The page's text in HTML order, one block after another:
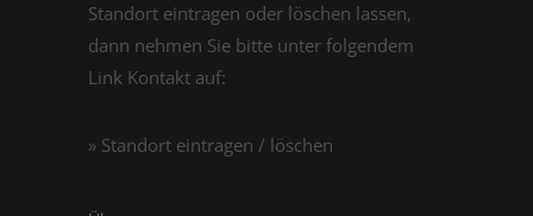
Standort eintragen oder löschen lassen,
dann nehmen Sie bitte unter folgendem
Link Kontakt auf:
» Standort eintragen / löschen